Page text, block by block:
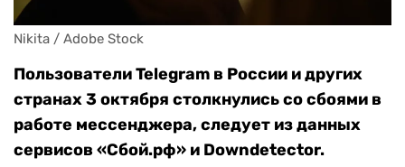
Nikita / Adobe Stock
Пользователи Telegram в России и других
странах 3 октября столкнулись со сбоями в
работе мессенджера, следует из данных
сервисов «Сбой.рф» и Downdetector.